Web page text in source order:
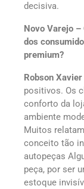
decisiva.
Novo Varejo
dos
premium?
Robson
positivos. Os
conforto da
ambiente
Muitos
conceito tão
autopeças
peça, por ser
estoque